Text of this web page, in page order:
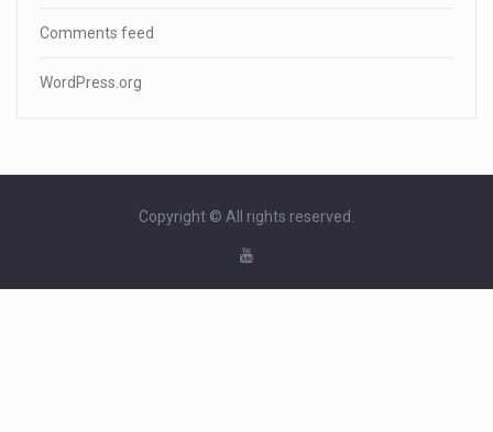
Comments feed
WordPress.org
Copyright © All rights reserved.